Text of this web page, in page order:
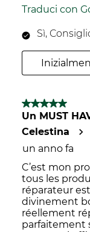
Traduci con
Sì,
5 su 5 stelle.
Un MUST
Celestina
un anno fa
C’est mon
tous les
réparateur
divinement
réellement
parfaitement